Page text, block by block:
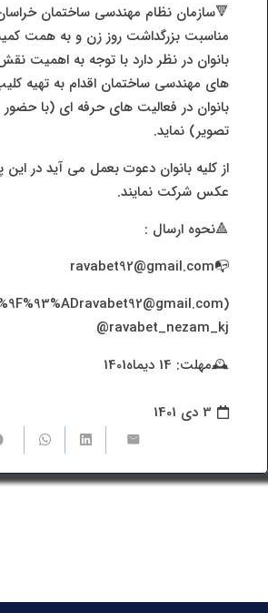
🔻سازمان نظام مهندسی ساختمان
مناسبت بزرگداشت روز زن و به همت
بانوان در نظر دارد با توجه به اهمیت
های مهندسی ساختمان اقدام به تهیه
بانوان در فعالیت های حرفه ای (با
تصویر) نماید.
از کلیه بانوان دعوت بعمل می آید در
عکس شرکت نمایند.
🔺نحوه ارسال :
📭ravabet92@gmail.com
@ravabet_nezam_kj
🕰مهلت: 14 دیماه1401
3 دی 1401